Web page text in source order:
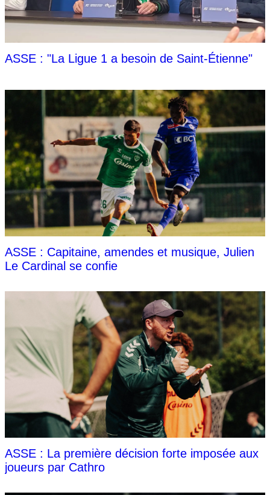
ASSE : "La Ligue 1 a besoin de Saint-Étienne"
ASSE : Capitaine, amendes et musique, Julien
Le Cardinal se confie
ASSE : La première décision forte imposée aux
joueurs par Cathro